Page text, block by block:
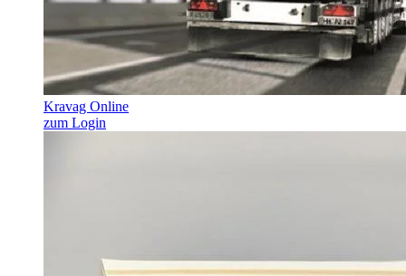
Kravag Online
zum Login